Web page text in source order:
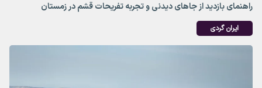
راهنمای بازدید از جاهای دیدنی و تجربه تفریحات قشم در زمستان
ایران گردی